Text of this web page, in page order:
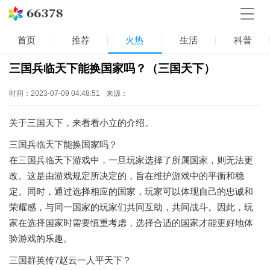
首页 推荐 火热 生活 科普
三国兵临天下能换国家吗？（三国天下）
时间：2023-07-09 04:48:51 来源：
关于三国天下，来看看小立的介绍。
三国兵临天下能换国家吗？
在三国兵临天下游戏中，一旦玩家选择了所属国家，则无法更
改。这是由游戏规定所决定的，旨在维护游戏中的平衡和稳
定。同时，通过选择相应的国家，玩家可以体现自己的忠诚和
荣耀感，与同一国家的玩家们共同互助，共同战斗。因此，玩
家在选择国家时需要慎重考虑，选择合适的国家才能更好地体
验游戏的乐趣。
三国群英传7赵云一人平天下？